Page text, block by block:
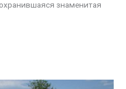
знаменитая